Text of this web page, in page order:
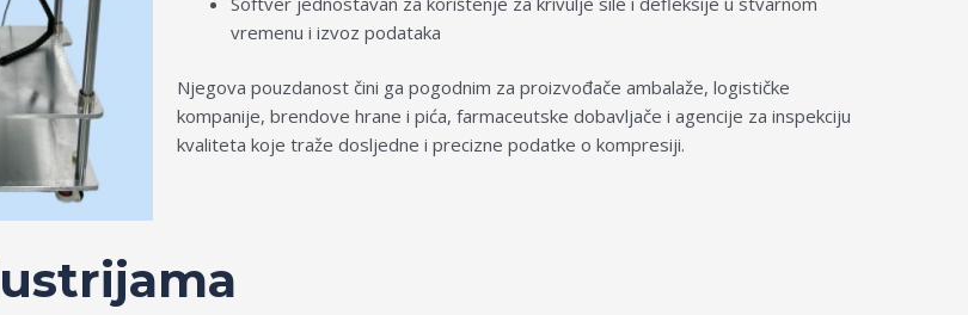
vremenu i izvoz podataka
Njegova pouzdanost čini ga pogodnim za proizvođače ambalaže, logističke
kompanije, brendove hrane i pića, farmaceutske dobavljače i agencije za inspekciju
kvaliteta koje traže dosljedne i precizne podatke o kompresiji.